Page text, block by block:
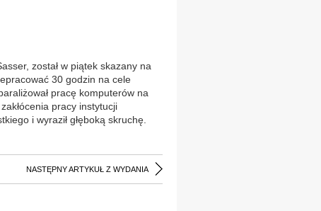
został w piątek skazany na
30 godzin na cele
pracę komputerów na
pracy instytucji
i wyraził głęboką skruchę.
NASTĘPNY ARTYKUŁ Z WYDANIA